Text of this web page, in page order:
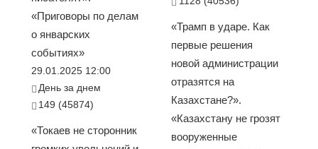
«Приговоры по делам
о январских
событиях»
29.01.2025 12:00
День за днем
149 (45874)
«Токаев не сторонник
«Трамп в ударе. Как
первые решения
новой администрации
отразятся на
Казахстане?».
«Казахстану не грозят
вооруженные